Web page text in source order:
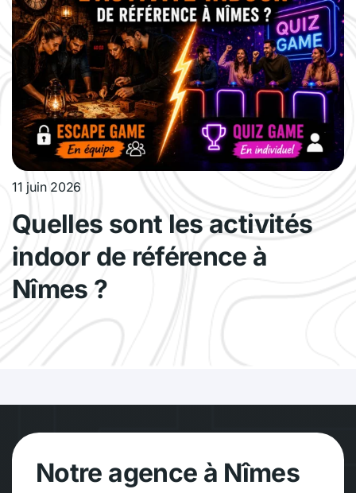
11 juin 2026
Quelles sont les activités
indoor de référence à
Nîmes ?
Notre agence à Nîmes